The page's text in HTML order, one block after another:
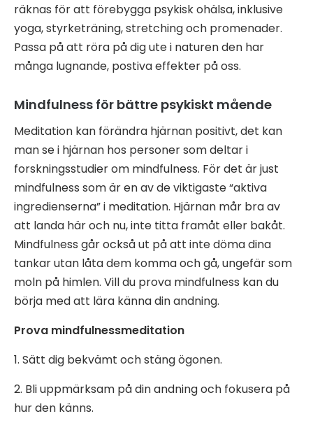
räknas för att förebygga psykisk ohälsa, inklusive
yoga, styrketräning, stretching och promenader.
Passa på att röra på dig ute i naturen den har
många lugnande, postiva effekter på oss.
Mindfulness för bättre psykiskt mående
Meditation kan förändra hjärnan positivt, det kan
man se i hjärnan hos personer som deltar i
forskningsstudier om mindfulness. För det är just
mindfulness som är en av de viktigaste “aktiva
ingredienserna” i meditation. Hjärnan mår bra av
att landa här och nu, inte titta framåt eller bakåt.
Mindfulness går också ut på att inte döma dina
tankar utan låta dem komma och gå, ungefär som
moln på himlen. Vill du prova mindfulness kan du
börja med att lära känna din andning.
Prova mindfulnessmeditation
1. Sätt dig bekvämt och stäng ögonen.
2. Bli uppmärksam på din andning och fokusera på
hur den känns.